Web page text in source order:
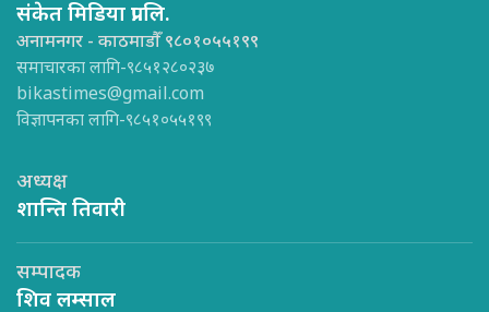
संकेत मिडिया प्रा.लि.
अनामनगर - काठमाडौँ ९८०१०५५१९९
समाचारका लागि-९८५१२८०२३७
bikastimes@gmail.com
विज्ञापनका लागि-९८५१०५५१९९
अध्यक्ष
शान्ति तिवारी
सम्पादक
शिव लम्साल